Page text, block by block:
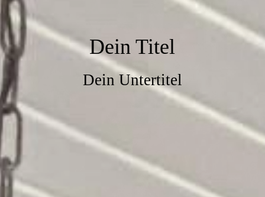
Dein Titel
Dein Untertitel